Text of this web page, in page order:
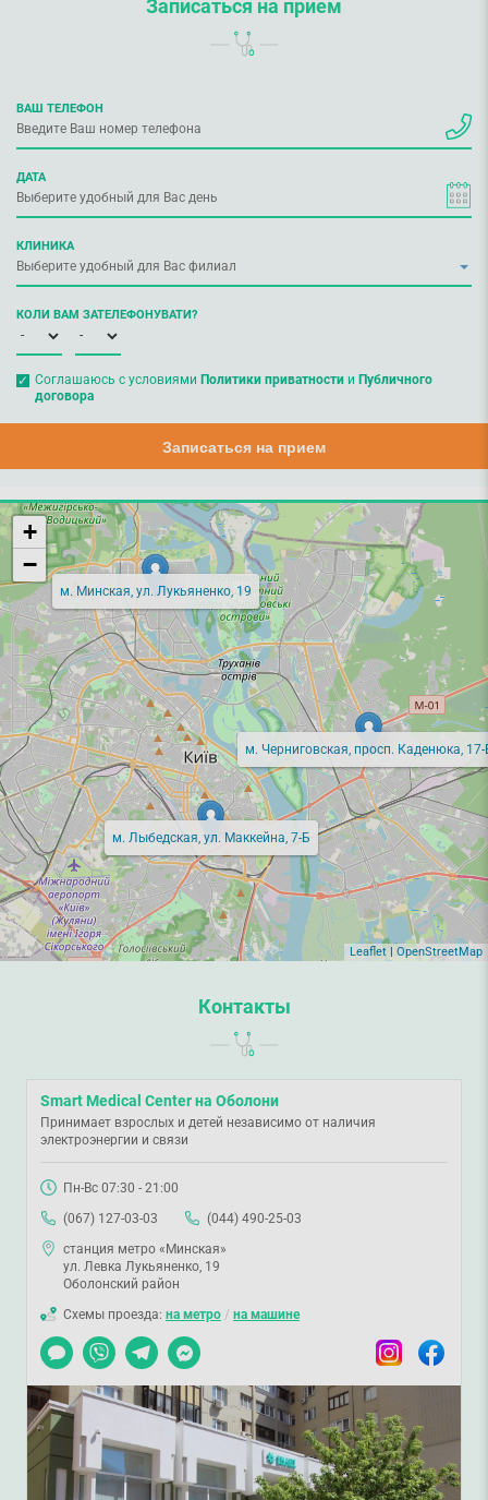
Записаться на прием
ВАШ ТЕЛЕФОН
ДАТА
КЛИНИКА
КОЛИ ВАМ ЗАТЕЛЕФОНУВАТИ?
Соглашаюсь с условиями Политики приватностии Публичного
договора
Записаться на прием
м. Минская, ул. Лукьяненко, 19
м. Лыбедская, ул. Маккейна, 7-Б
м. Черниговская, просп. Каденюка, 17-
+
−
Leaflet| OpenStreetMap
Контакты
Smart Medical Center на Оболони
Принимает взрослых и детей независимо от наличия
электроэнергии и связи
Пн-Вс 07:30 - 21:00
(067) 127-03-03
(044) 490-25-03
станция метро «Минская»
ул. Левка Лукьяненко, 19
Оболонский район
Схемы проезда: на метро / на машине
Чат
Viber TelegramMessenger InstagramFacebook